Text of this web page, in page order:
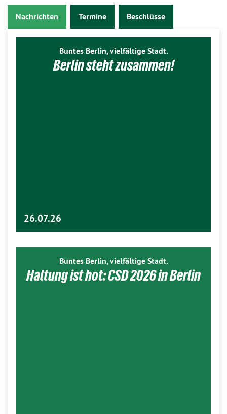
Nachrichten Termine Beschlüsse
Buntes Berlin, vielfältige Stadt.
Berlin steht zusammen!
26.07.26
Buntes Berlin, vielfältige Stadt.
Haltung ist hot: CSD 2026 in Berlin